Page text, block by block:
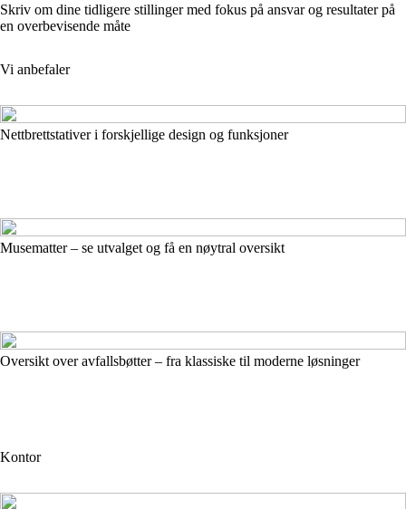
Skriv om dine tidligere stillinger med fokus på ansvar og resultater på
en overbevisende måte
Vi anbefaler
Nettbrettstativer i forskjellige design og funksjoner
Musematter – se utvalget og få en nøytral oversikt
Oversikt over avfallsbøtter – fra klassiske til moderne løsninger
Kontor